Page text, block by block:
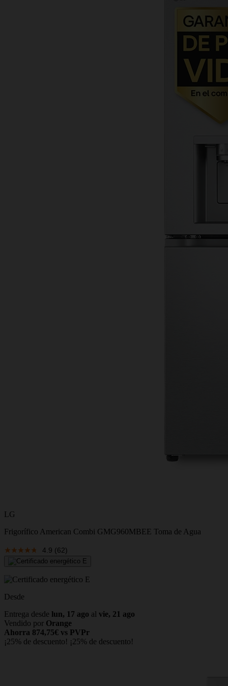
LG
Frigorífico American Combi GMG960MBEE Toma de Agua
4.9 (62)
Desde
Entrega desde lun, 17 ago al vie, 21 ago
Vendido por Orange
Ahorra 874,75€ vs PVPr
¡25% de descuento! ¡25% de descuento!